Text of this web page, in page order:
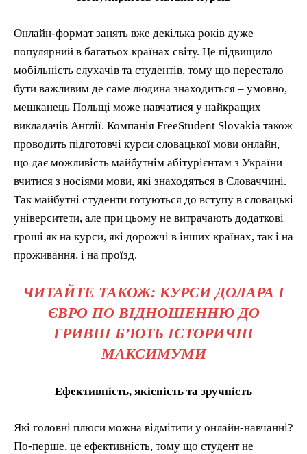
Онлайн-формат занять вже декілька років дуже
популярний в багатьох країнах світу. Це підвищило
мобільність слухачів та студентів, тому що перестало
бути важливим де саме людина знаходиться – умовно,
мешканець Польщі може навчатися у найкращих
викладачів Англії. Компанія FreeStudent Slovakia також
проводить підготовчі курси словацької мови онлайн,
що дає можливість майбутнім абітурієнтам з України
вчитися з носіями мови, які знаходяться в Словаччині.
Так майбутні студенти готуються до вступу в словацькі
університети, але при цьому не витрачають додаткові
гроші як на курси, які дорожчі в інших країнах, так і на
проживання. і на проїзд.
ЧИТАЙТЕ ТАКОЖ: КУРСИ ДОЛАРА І
ЄВРО ПО ВІДНОШЕННЮ ДО
ГРИВНІ Б’ЮТЬ ІСТОРИЧНІ
МАКСИМУМИ
Ефективність, якісність та зручність
Які головні плюси можна відмітити у онлайн-навчанні?
По-перше, це ефективність, тому що студент не